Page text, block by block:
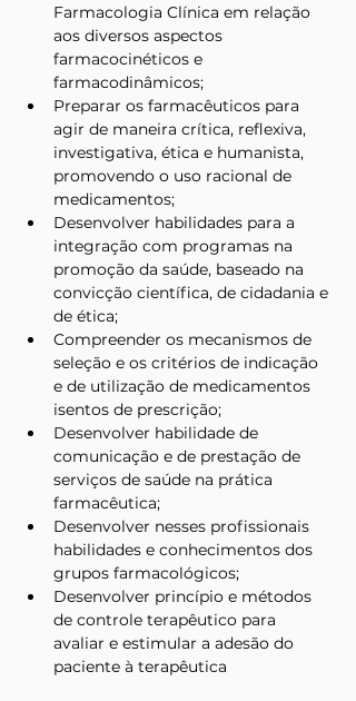
Farmacologia Clínica em relação
aos diversos aspectos
farmacocinéticos e
farmacodinâmicos;
Preparar os farmacêuticos para
agir de maneira crítica, reflexiva,
investigativa, ética e humanista,
promovendo o uso racional de
medicamentos;
Desenvolver habilidades para a
integração com programas na
promoção da saúde, baseado na
convicção científica, de cidadania e
de ética;
Compreender os mecanismos de
seleção e os critérios de indicação
e de utilização de medicamentos
isentos de prescrição;
Desenvolver habilidade de
comunicação e de prestação de
serviços de saúde na prática
farmacêutica;
Desenvolver nesses profissionais
habilidades e conhecimentos dos
grupos farmacológicos;
Desenvolver princípio e métodos
de controle terapêutico para
avaliar e estimular a adesão do
paciente à terapêutica